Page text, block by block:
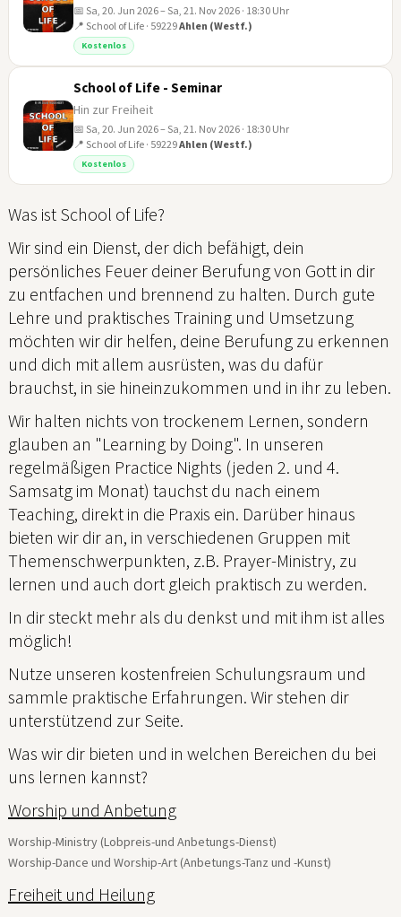
📅 Sa, 20. Jun 2026 – Sa, 21. Nov 2026 · 18:30 Uhr
📍 School of Life · 59229Ahlen (Westf.)
Kostenlos
School of Life - Seminar
Hin zur Freiheit
📅 Sa, 20. Jun 2026 – Sa, 21. Nov 2026 · 18:30 Uhr
📍 School of Life · 59229Ahlen (Westf.)
Kostenlos
Was ist School of Life?
Wir sind ein Dienst, der dich befähigt, dein
persönliches Feuer deiner Berufung von Gott in dir
zu entfachen und brennend zu halten. Durch gute
Lehre und praktisches Training und Umsetzung
möchten wir dir helfen, deine Berufung zu erkennen
und dich mit allem ausrüsten, was du dafür
brauchst, in sie hineinzukommen und in ihr zu leben.
Wir halten nichts von trockenem Lernen, sondern
glauben an "Learning by Doing". In unseren
regelmäßigen Practice Nights (jeden 2. und 4.
Samsatg im Monat) tauchst du nach einem
Teaching, direkt in die Praxis ein. Darüber hinaus
bieten wir dir an, in verschiedenen Gruppen mit
Themenschwerpunkten, z.B. Prayer-Ministry, zu
lernen und auch dort gleich praktisch zu werden.
In dir steckt mehr als du denkst und mit ihm ist alles
möglich!
Nutze unseren kostenfreien Schulungsraum und
sammle praktische Erfahrungen. Wir stehen dir
unterstützend zur Seite.
Was wir dir bieten und in welchen Bereichen du bei
uns lernen kannst?
Worship und Anbetung
Worship-Ministry (Lobpreis-und Anbetungs-Dienst)
Worship-Dance und Worship-Art (Anbetungs-Tanz und -Kunst)
Freiheit und Heilung